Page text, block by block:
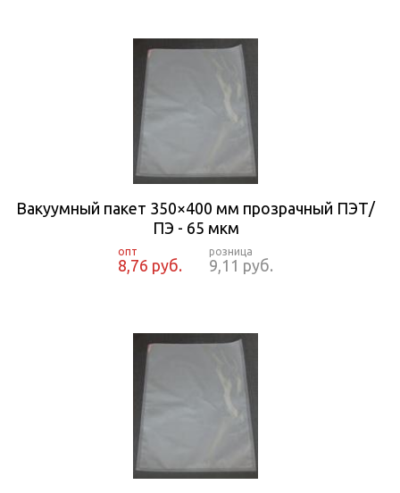
Вакуумный пакет 350×400 мм прозрачный ПЭТ/
ПЭ - 65 мкм
8,76 руб. 9,11 руб.